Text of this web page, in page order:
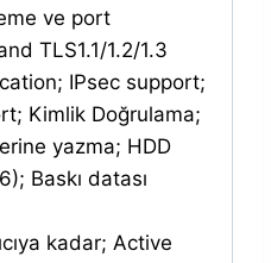
ve port
TLS1.1/1.2/1.3
IPsec support;
Kimlik Doğrulama;
yazma; HDD
Baskı datası
kadar; Active